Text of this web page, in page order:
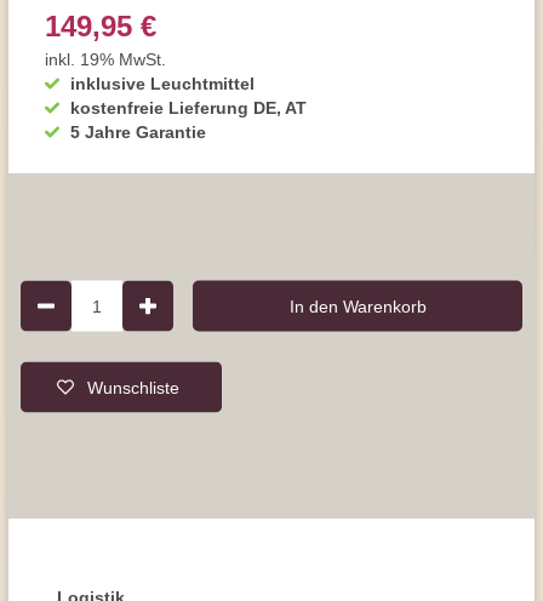
inklusive Leuchtmittel
kostenfreie Lieferung DE, AT
5 Jahre Garantie
149,95 €
inkl. 19% MwSt.
1 In den Warenkorb
Wunschliste